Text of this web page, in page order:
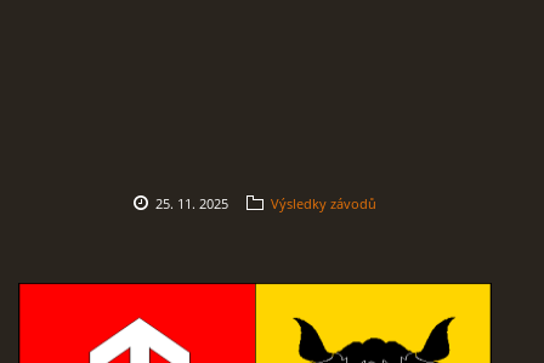
25. 11. 2025 Výsledky závodů